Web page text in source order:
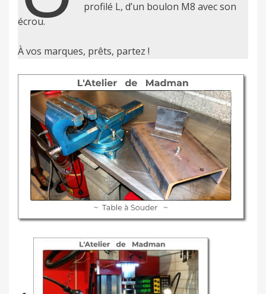
profilé L, d’un boulon M8 avec son
écrou.
À vos marques, prêts, partez !